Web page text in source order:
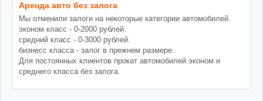
Аренда авто без залога
Мы отменили залоги на некоторые категории автомобилей.
эконом класс - 0-2000 рублей.
средний класс - 0-3000 рублей.
бизнесс класса - залог в прежнем размере.
Для постоянных клиентов прокат автомобилей эконом и
среднего класса без залога.